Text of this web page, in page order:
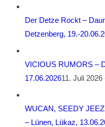
Der Detze Rockt –
Detzenberg, 19.-
VICIOUS RUMORS –
17.06.202611. Juli 2026
WUCAN, SEEDY
– Lünen, Lükaz,